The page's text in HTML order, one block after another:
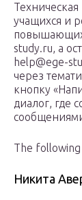
учащихся и
study.ru, а
help@ege-
через
кнопку
диалог, где
The
Никита